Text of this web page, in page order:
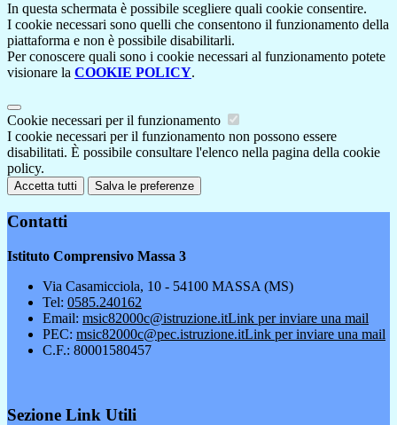
In questa schermata è possibile scegliere quali cookie consentire.
I cookie necessari sono quelli che consentono il funzionamento della
piattaforma e non è possibile disabilitarli.
Per conoscere quali sono i cookie necessari al funzionamento potete
visionare la COOKIE POLICY.
Cookie necessari per il funzionamento
I cookie necessari per il funzionamento non possono essere
disabilitati. È possibile consultare l'elenco nella pagina della cookie
policy.
Accetta tutti Salva le preferenze
Contatti
Istituto Comprensivo Massa 3
Via Casamicciola, 10 - 54100 MASSA (MS)
Tel: 0585.240162
Email: msic82000c@istruzione.itLink per inviare una mail
PEC: msic82000c@pec.istruzione.itLink per inviare una mail
C.F.: 80001580457
Sezione Link Utili